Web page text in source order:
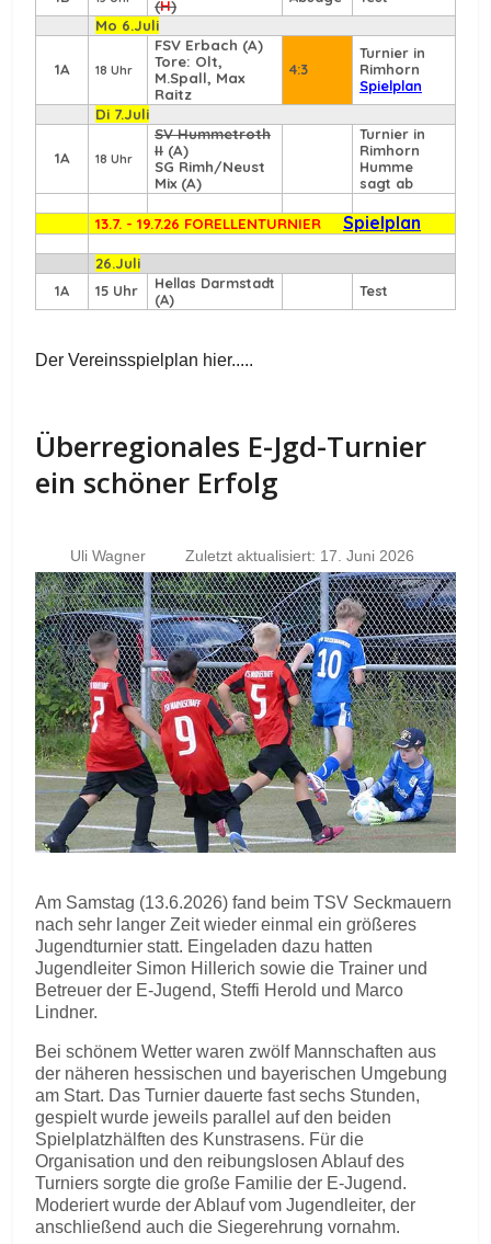
(H)
Mo 6.Juli
1A 18 Uhr
FSV Erbach (A)
Tore: Olt,
M.Spall, Max
Raitz
4:3
Turnier in
Rimhorn
Spielplan
Di 7.Juli
1A 18 Uhr
SV Hummetroth
II (A)
SG Rimh/Neust
Mix (A)
Turnier in
Rimhorn
Humme
sagt ab
13.7. - 19.7.26 FORELLENTURNIER Spielplan
26.Juli
1A
15 Uhr
Hellas Darmstadt
(A)
Test
Der Vereinsspielplan hier.....
Überregionales E-Jgd-Turnier
ein schöner Erfolg
Uli Wagner Zuletzt aktualisiert: 17. Juni 2026
Am Samstag (13.6.2026) fand beim TSV Seckmauern
nach sehr langer Zeit wieder einmal ein größeres
Jugendturnier statt. Eingeladen dazu hatten
Jugendleiter Simon Hillerich sowie die Trainer und
Betreuer der E-Jugend, Steffi Herold und Marco
Lindner.
Bei schönem Wetter waren zwölf Mannschaften aus
der näheren hessischen und bayerischen Umgebung
am Start. Das Turnier dauerte fast sechs Stunden,
gespielt wurde jeweils parallel auf den beiden
Spielplatzhälften des Kunstrasens. Für die
Organisation und den reibungslosen Ablauf des
Turniers sorgte die große Familie der E-Jugend.
Moderiert wurde der Ablauf vom Jugendleiter, der
anschließend auch die Siegerehrung vornahm.